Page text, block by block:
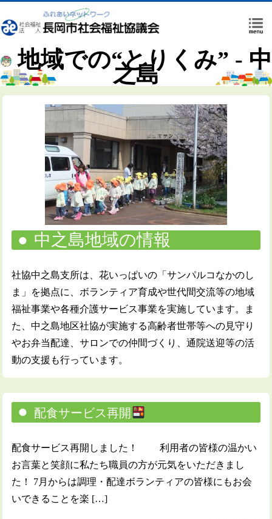
地域での“とりくみ” - 中
之島
中之島地域の情報
社協中之島支所は、花いっぱいの「サンパルコなかのし
ま」を拠点に、ボランティア育成や世代間交流等の地域
福祉事業や各種介護サービス事業を実施しています。ま
た、中之島地区社協が実施する高齢者世帯等への見守り
やお弁当配達、サロンでの仲間づくり、通院送迎等の活
動の支援も行っています。
配食サービス再開
配食サービス再開しました！ 利用者の皆様の温かい
お言葉と笑顔に私たち職員の方が元気をいただきまし
た！ 7月からは調理・配達ボランティアの皆様にもお会
いできることを楽 […]